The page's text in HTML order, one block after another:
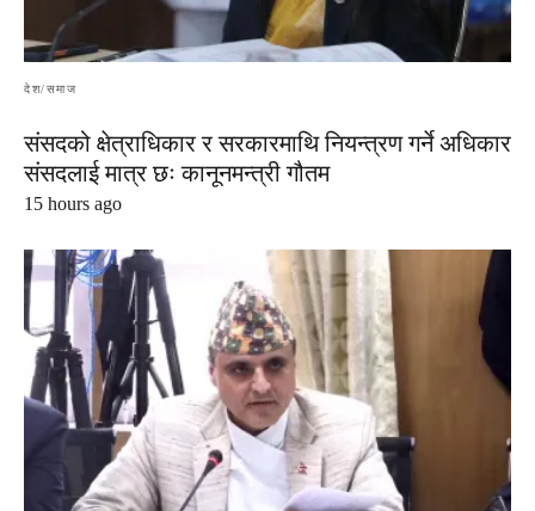
देश/समाज
संसदको क्षेत्राधिकार र सरकारमाथि नियन्त्रण गर्ने अधिकार
संसदलाई मात्र छः कानूनमन्त्री गौतम
15 hours ago